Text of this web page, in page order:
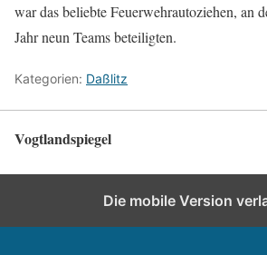
war das beliebte Feuerwehrautoziehen, an
Jahr neun Teams beteiligten.
Kategorien: Daßlitz
Vogtlandspiegel
Die mobile Version